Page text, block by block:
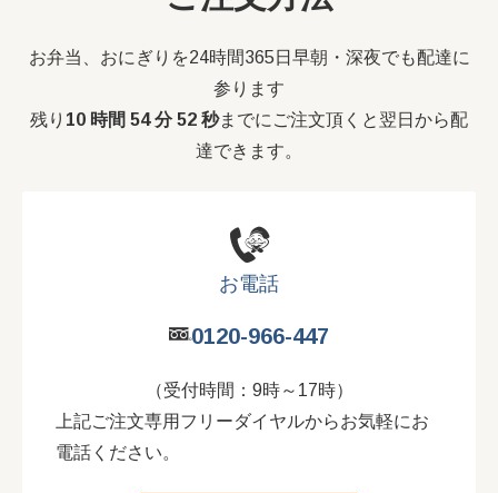
お弁当、おにぎりを24時間365日早朝・深夜でも配達に
参ります
残り 10 時間 54 分 52 秒までにご注文頂くと翌日から配
達できます。
お電話
0120-966-447
（受付時間：9時～17時）
上記ご注文専用フリーダイヤルからお気軽にお
電話ください。